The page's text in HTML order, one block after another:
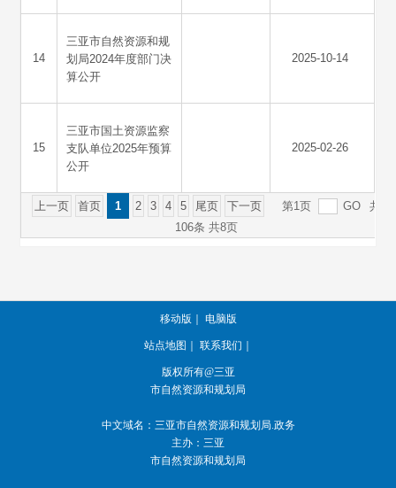
移动版 电脑版
站点地图 联系我们
版权所有@三亚
市自然资源和规划局
中文域名：三亚市自然资源和规划局.政务
主办：三亚
市自然资源和规划局